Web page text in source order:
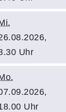
Uhr
Uhr